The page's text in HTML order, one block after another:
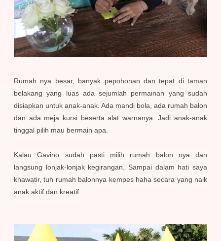
Rumah nya besar, banyak pepohonan dan tepat di taman
belakang yang luas ada sejumlah permainan yang sudah
disiapkan untuk anak-anak. Ada mandi bola, ada rumah balon
dan ada meja kursi beserta alat warnanya. Jadi anak-anak
tinggal pilih mau bermain apa.
Kalau Gavino sudah pasti milih rumah balon nya dan
langsung lonjak-lonjak kegirangan. Sampai dalam hati saya
khawatir, tuh rumah balonnya kempes haha secara yang naik
anak aktif dan kreatif.